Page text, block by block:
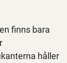
finns bara
håller